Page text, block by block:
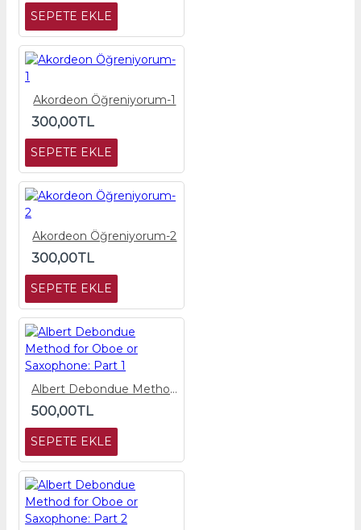
SEPETE EKLE
Akordeon Öğreniyorum-1
300,00TL
SEPETE EKLE
Akordeon Öğreniyorum-2
300,00TL
SEPETE EKLE
Albert Debondue Method for Oboe or Saxophone: Part 1
500,00TL
SEPETE EKLE